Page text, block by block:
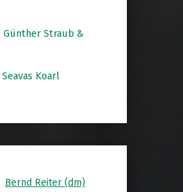
Günther Straub &
Seavas Koarl
Bernd Reiter (dm)